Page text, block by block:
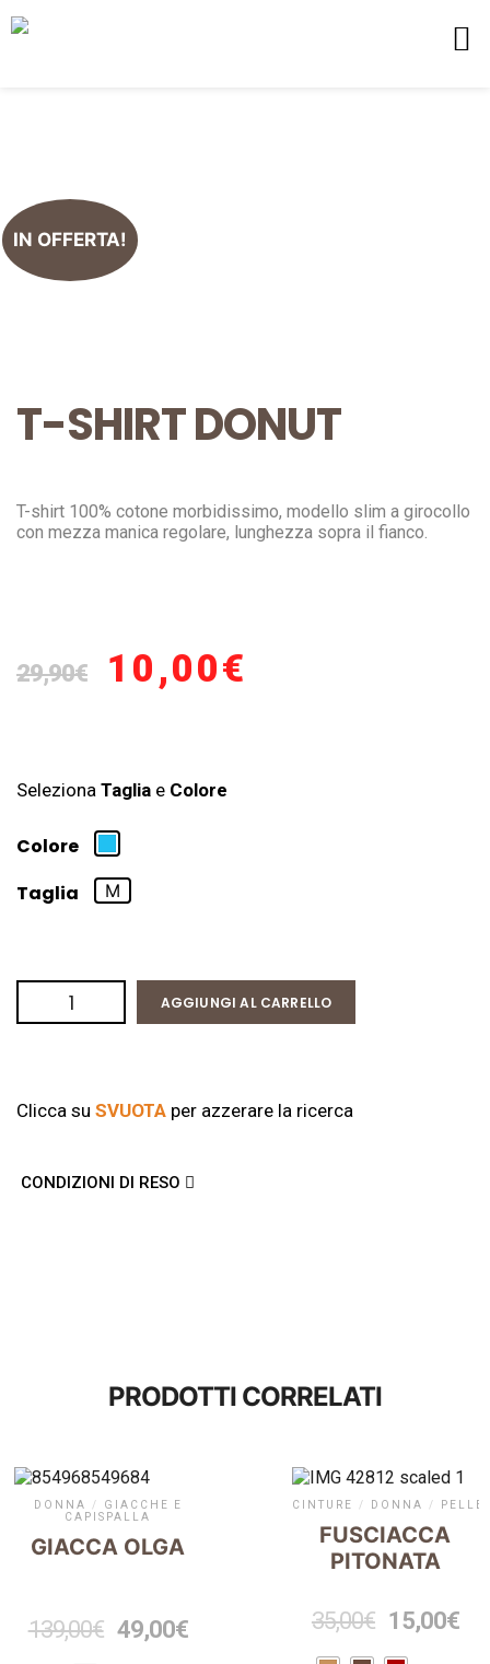
IN OFFERTA!
T-SHIRT DONUT
T-shirt 100% cotone morbidissimo, modello slim a girocollo
con mezza manica regolare, lunghezza sopra il fianco.
29,90€ 10,00€
Seleziona Taglia e Colore
Colore
Taglia
M
AGGIUNGI AL CARRELLO
Clicca su SVUOTA per azzerare la ricerca
CONDIZIONI DI RESO
PRODOTTI CORRELATI
DONNA /
GIACCHE E
CAPISPALLA
GIACCA OLGA
139,00€ 49,00€
CINTURE / DONNA /
FUSCIACCA
PITONATA
35,00€ 15,00€